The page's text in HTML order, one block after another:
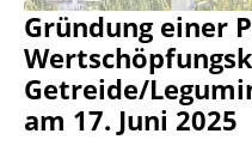
Gründung einer
Getreide/
am 17. Juni 2025